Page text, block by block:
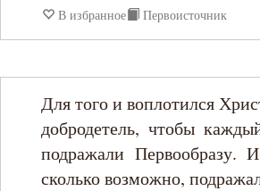
Григорий Богослов
Григорий Нисский
Григорий Палама
В избранное Первоисточник
Для того и воплотился
добродетель, чтобы
подражали
сколько возможно,